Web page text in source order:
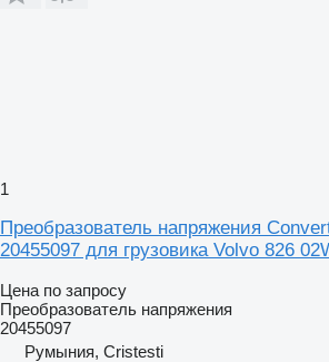
1
Преобразователь напряжения
20455097 для грузовика Volvo 826
Цена по запросу
Преобразователь напряжения
20455097
Румыния, Cristesti